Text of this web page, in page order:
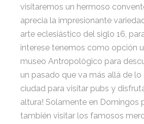
visitaremos un hermoso
aprecia la impresionante
arte eclesiástico del siglo 16,
interese tenemos como opción
museo Antropológico para
un pasado que va más allá de lo
ciudad para visitar pubs y
altura! Solamente en Domingos
también visitar los famosos